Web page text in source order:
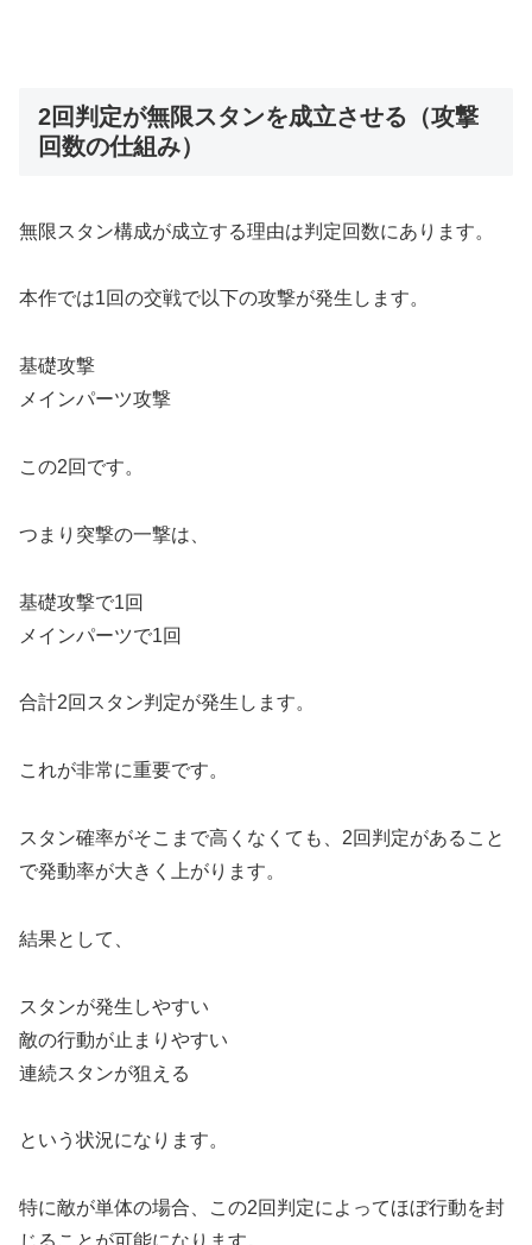
2回判定が無限スタンを成立させる（攻撃
回数の仕組み）
無限スタン構成が成立する理由は判定回数にあります。
本作では1回の交戦で以下の攻撃が発生します。
基礎攻撃
メインパーツ攻撃
この2回です。
つまり突撃の一撃は、
基礎攻撃で1回
メインパーツで1回
合計2回スタン判定が発生します。
これが非常に重要です。
スタン確率がそこまで高くなくても、2回判定があること
で発動率が大きく上がります。
結果として、
スタンが発生しやすい
敵の行動が止まりやすい
連続スタンが狙える
という状況になります。
特に敵が単体の場合、この2回判定によってほぼ行動を封